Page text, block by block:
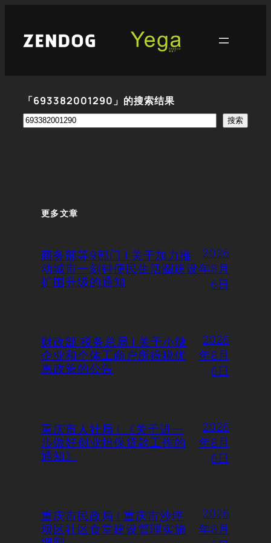
「693382001290」的搜索结果
搜
搜索
更多文章
商务部等9部门 | 关于加力推
动城市一刻钟便民生活圈建设
扩围升级的通知
2026
年8月
6日
财政部 税务总局 | 关于小微
企业和个体工商户所得税优
惠政策的公告
2026
年8月
6日
重庆市人社局 | 《关于进一
步做好创业担保贷款工作的
通知》
2026
年8月
6日
重庆市民政局 | 重庆市沙坪
坝区社区食堂建设管理实施
2026
年8月